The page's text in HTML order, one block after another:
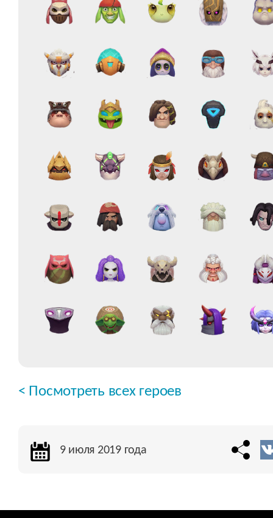
< Посмотреть всех героев
9 июля 2019 года